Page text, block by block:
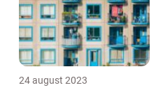
24 august 2023